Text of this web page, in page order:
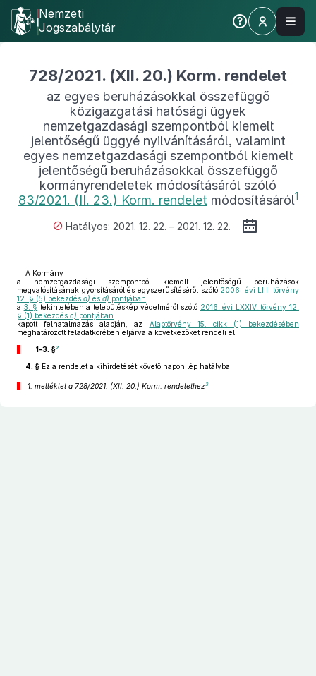
Nemzeti
Jogszabálytár
728/2021. (XII. 20.) Korm. rendelet
az egyes beruházásokkal összefüggő
közigazgatási hatósági ügyek
nemzetgazdasági szempontból kiemelt
jelentőségű üggyé nyilvánításáról, valamint
egyes nemzetgazdasági szempontból kiemelt
jelentőségű beruházásokkal összefüggő
kormányrendeletek módosításáról szóló
83/2021. (II. 23.) Korm. rendelet módosításáról1
Hatályos: 2021. 12. 22. – 2021. 12. 22.
A Kormány
a nemzetgazdasági szempontból kiemelt jelentőségű beruházások
megvalósításának gyorsításáról és egyszerűsítéséről szóló 2006. évi LIII. törvény
12. § (5) bekezdés a) és d) pontjában
a 3. § tekintetében a településkép védelméről szóló 2016. évi LXXIV. törvény 12.
§ (1) bekezdés c) pontjában
kapott felhatalmazás alapján, az Alaptörvény 15. cikk (1) bekezdésében
meghatározott feladatkörében eljárva a következőket rendeli el:
1–3. §2
4. § Ez a rendelet a kihirdetését követő napon lép hatályba.
1. melléklet a 728/2021. (XII. 20.) Korm. rendelethez3